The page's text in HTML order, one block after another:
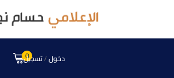
0 دخول/تسجيل